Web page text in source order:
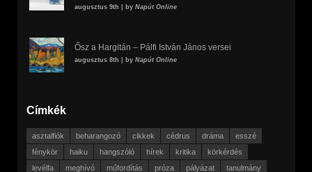
augusztus 9th | by Napút Online
Ősz a Hargitán – Pálfi István János versei
augusztus 8th | by Napút Online
Címkék
asztalfiók beharangozó cikkek cédrus dráma
esszé
fénykör
haiku hangszóló hírek kritika
körkérdés
levélfa
meghívó műfordítás próza pályázat
tanulmány